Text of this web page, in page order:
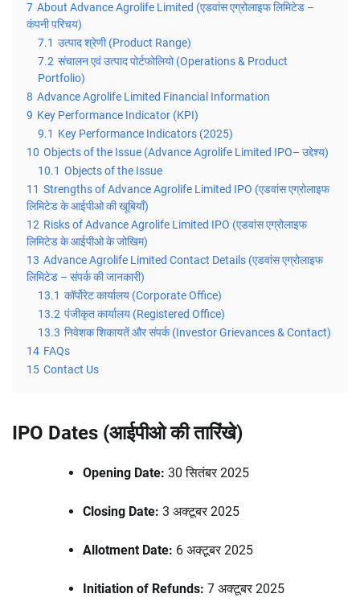
7 About Advance Agrolife Limited (एडवांस एग्रोलाइफ लिमिटेड –
कंपनी परिचय)
7.1 उत्पाद श्रेणी (Product Range)
7.2 संचालन एवं उत्पाद पोर्टफोलियो (Operations & Product
Portfolio)
8 Advance Agrolife Limited Financial Information
9 Key Performance Indicator (KPI)
9.1 Key Performance Indicators (2025)
10 Objects of the Issue (Advance Agrolife Limited IPO– उद्देश्य)
10.1 Objects of the Issue
11 Strengths of Advance Agrolife Limited IPO (एडवांस एग्रोलाइफ
लिमिटेड के आईपीओ की खूबियाँ)
12 Risks of Advance Agrolife Limited IPO (एडवांस एग्रोलाइफ
लिमिटेड के आईपीओ के जोखिम)
13 Advance Agrolife Limited Contact Details (एडवांस एग्रोलाइफ
लिमिटेड – संपर्क की जानकारी)
13.1 कॉर्पोरेट कार्यालय (Corporate Office)
13.2 पंजीकृत कार्यालय (Registered Office)
13.3 निवेशक शिकायतें और संपर्क (Investor Grievances & Contact)
14 FAQs
15 Contact Us
IPO Dates (आईपीओ की तारिंखे)
Opening Date: 30 सितंबर 2025
Closing Date: 3 अक्टूबर 2025
Allotment Date: 6 अक्टूबर 2025
Initiation of Refunds: 7 अक्टूबर 2025